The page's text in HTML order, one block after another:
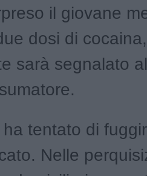
il giovane
dosi di
sarà segnalato
ha tentato di
Nelle